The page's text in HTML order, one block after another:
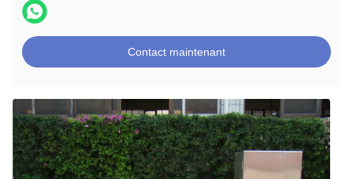
Contact maintenant